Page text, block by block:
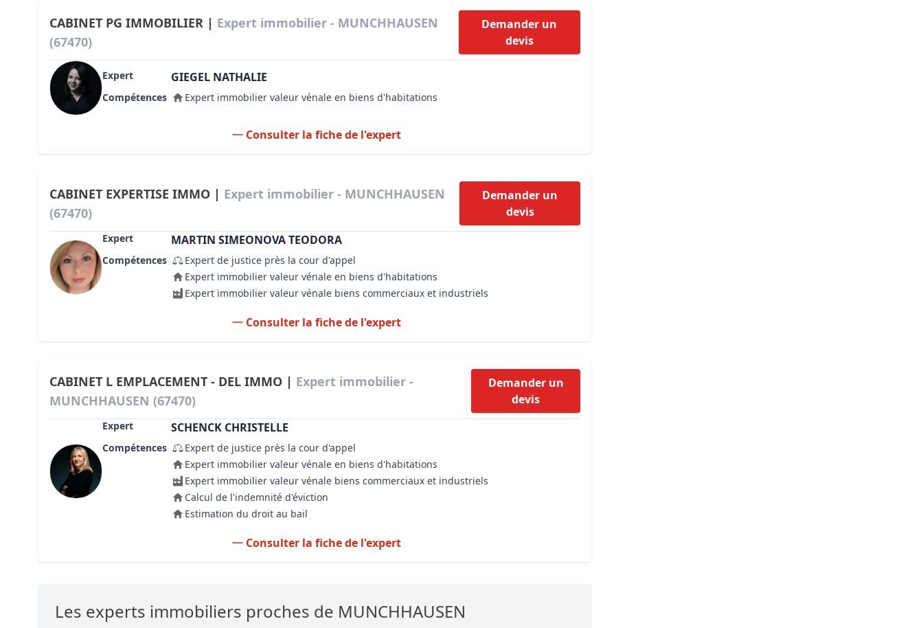
CABINET PG IMMOBILIER | Expert immobilier - MUNCHHAUSEN
(67470)
Demander un
devis
Expert GIEGEL NATHALIE
Compétences Expert immobilier valeur vénale en biens d'habitations
Consulter la fiche de l'expert
CABINET EXPERTISE IMMO | Expert immobilier - MUNCHHAUSEN
(67470)
Demander un
devis
Expert MARTIN SIMEONOVA TEODORA
Compétences
Expert de justice près la cour d'appel
Expert immobilier valeur vénale en biens d'habitations
Expert immobilier valeur vénale biens commerciaux et industriels
Consulter la fiche de l'expert
CABINET L EMPLACEMENT - DEL IMMO | Expert immobilier -
MUNCHHAUSEN (67470)
Demander un
devis
Expert SCHENCK CHRISTELLE
Compétences
Expert de justice près la cour d'appel
Expert immobilier valeur vénale en biens d'habitations
Expert immobilier valeur vénale biens commerciaux et industriels
Calcul de l'indemnité d'éviction
Estimation du droit au bail
Consulter la fiche de l'expert
Les experts immobiliers proches de MUNCHHAUSEN